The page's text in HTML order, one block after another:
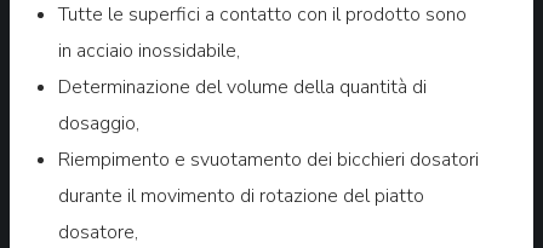
Tutte le superfici a contatto con il prodotto sono
in acciaio inossidabile,
Determinazione del volume della quantità di
dosaggio,
Riempimento e svuotamento dei bicchieri dosatori
durante il movimento di rotazione del piatto
dosatore,